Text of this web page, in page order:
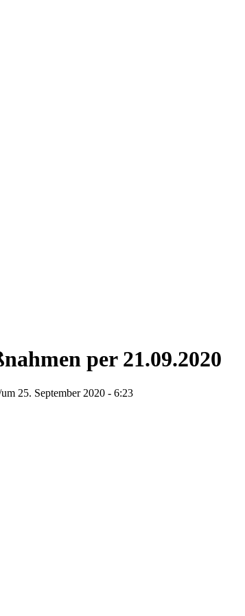
per 21.09.2020
25. September 2020 - 6:23